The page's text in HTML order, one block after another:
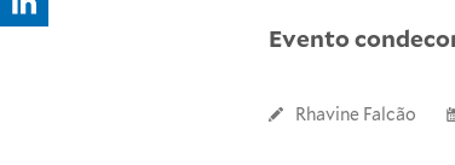
Evento
Rhavine Falcão